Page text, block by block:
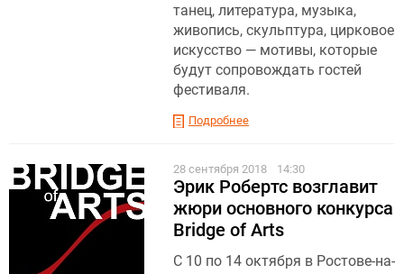
танец, литература, музыка,
живопись, скульптура, цирковое
искусство — мотивы, которые
будут сопровождать гостей
фестиваля.
Подробнее
28 сентября 2018 14:30
Эрик Робертс возглавит
жюри основного конкурса
Bridge of Arts
С 10 по 14 октября в Ростове-на-